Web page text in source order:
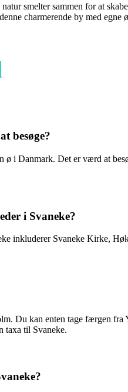
smelter sammen for at
charmerende by med egne
besøge?
ø i Danmark. Det er værd at
i Svaneke?
inkluderer Svaneke Kirke,
Du kan enten tage færgen
taxa til Svaneke.